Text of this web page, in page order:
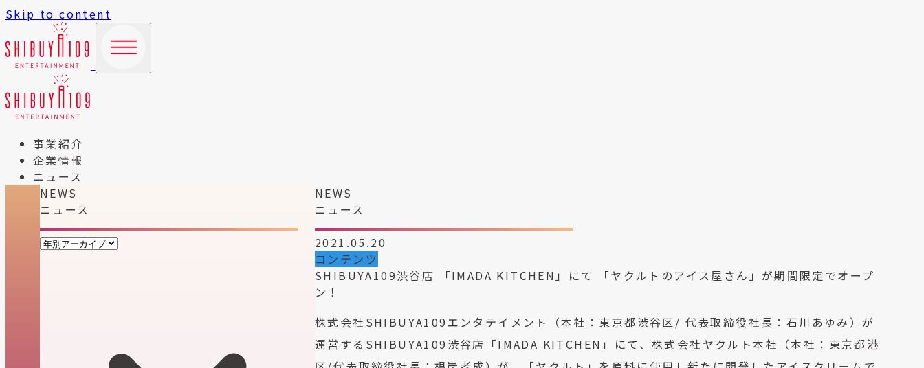
Skip to content
事業紹介
企業情報
ニュース
NEWS
ニュース
NEWS
ニュース
2021.05.20
コンテンツ
SHIBUYA109渋谷店 「IMADA KITCHEN」にて 「ヤクルトのアイス屋さん」が期間限定でオープ
ン！
株式会社SHIBUYA109エンタテイメント（本社：東京都渋⾕区/ 代表取締役社⻑：石川あゆみ）が
運営するSHIBUYA109渋谷店「IMADA KITCHEN」にて、株式会社ヤクルト本社（本社：東京都港